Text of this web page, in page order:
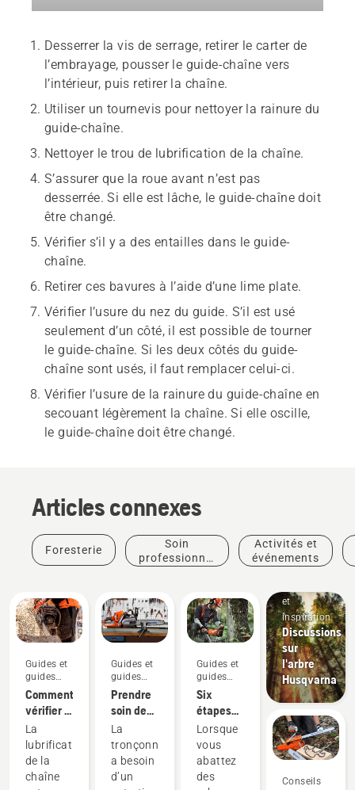
Desserrer la vis de serrage, retirer le carter de
l’embrayage, pousser le guide-chaîne vers
l’intérieur, puis retirer la chaîne.
Utiliser un tournevis pour nettoyer la rainure du
guide-chaîne.
Nettoyer le trou de lubrification de la chaîne.
S’assurer que la roue avant n’est pas
desserrée. Si elle est lâche, le guide-chaîne doit
être changé.
Vérifier s’il y a des entailles dans le guide-
chaîne.
Retirer ces bavures à l’aide d’une lime plate.
Vérifier l’usure du nez du guide. S’il est usé
seulement d’un côté, il est possible de tourner
le guide-chaîne. Si les deux côtés du guide-
chaîne sont usés, il faut remplacer celui-ci.
Vérifier l’usure de la rainure du guide-chaîne en
secouant légèrement la chaîne. Si elle oscille,
le guide-chaîne doit être changé.
Articles connexes
Foresterie
Soin
professionnel
Activités et
événements
Guides et
guides
pratiques
Comment
vérifier si
la
lubrification
de la
chaîne
La
lubrification
de la
chaîne
Guides et
guides
pratiques
Prendre
soin de
votre
équipement
de coupe
La
tronçonneuse
a besoin
d’un
Produits
et
innovations
Les
nouvelles
scies à
Guides et
guides
pratiques
Six
étapes
pour
réussir
l’abattage
d’un
Lorsque
vous
abattez
des
Produits
et
et
inspiration
Discussions
sur
l'arbre
Husqvarna
Conseils